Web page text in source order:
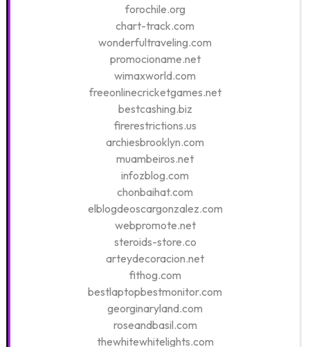
forochile.org
chart-track.com
wonderfultraveling.com
promocioname.net
wimaxworld.com
freeonlinecricketgames.net
bestcashing.biz
firerestrictions.us
archiesbrooklyn.com
muambeiros.net
infozblog.com
chonbaihat.com
elblogdeoscargonzalez.com
webpromote.net
steroids-store.co
arteydecoracion.net
fithog.com
bestlaptopbestmonitor.com
georginaryland.com
roseandbasil.com
thewhitewhitelights.com